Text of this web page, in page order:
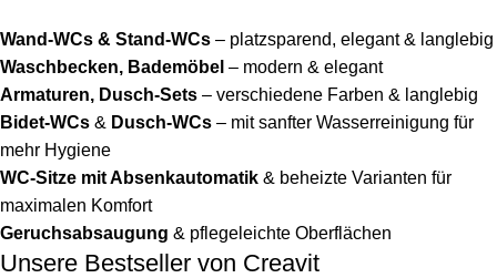
Wand-WCs & Stand-WCs – platzsparend, elegant & langlebig
Waschbecken, Bademöbel – modern & elegant
Armaturen, Dusch-Sets – verschiedene Farben & langlebig
Bidet-WCs & Dusch-WCs – mit sanfter Wasserreinigung für
mehr Hygiene
WC-Sitze mit Absenkautomatik & beheizte Varianten für
maximalen Komfort
Geruchsabsaugung & pflegeleichte Oberflächen
Unsere Bestseller von Creavit